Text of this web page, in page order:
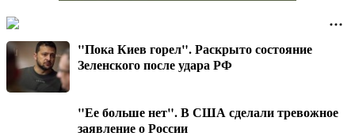
"Пока Киев горел". Раскрыто состояние
Зеленского после удара РФ
"Ее больше нет". В США сделали тревожное
заявление о России